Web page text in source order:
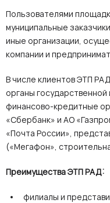
Пользователями
муниципальные
иные организации,
компании и
В числе клиентов ЭТП
органы
финансово-кредитные
«Сбербанк» и АО
«Почта России»,
(«Мегафон»,
Преимущества ЭТП РАД:
филиалы и